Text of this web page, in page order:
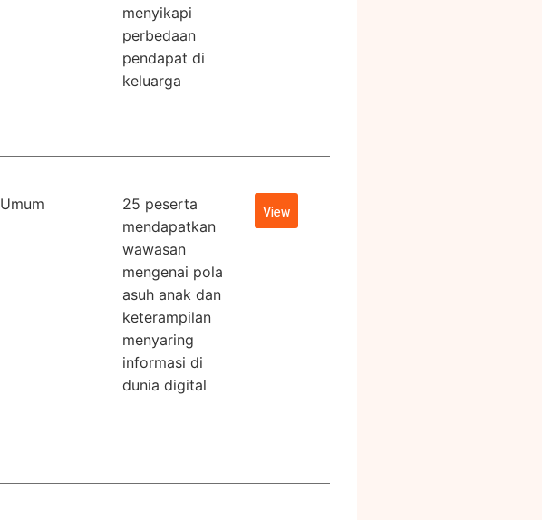
menyikapi
perbedaan
pendapat di
keluarga
Umum
25 peserta
mendapatkan
wawasan
mengenai pola
asuh anak dan
keterampilan
menyaring
informasi di
dunia digital
View